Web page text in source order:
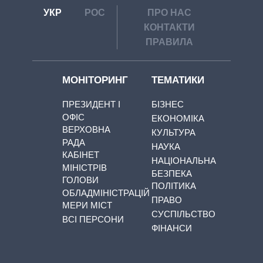
УКР РОС
ПРО НАС
КОНТАКТИ
ПРАВИЛА
МОНІТОРИНГ
ПРЕЗИДЕНТ І
ОФІС
ВЕРХОВНА
РАДА
КАБІНЕТ
МІНІСТРІВ
ГОЛОВИ
ОБЛАДМІНІСТРАЦІЙ
МЕРИ МІСТ
ВСІ ПЕРСОНИ
ТЕМАТИКИ
БІЗНЕС
ЕКОНОМІКА
КУЛЬТУРА
НАУКА
НАЦІОНАЛЬНА
БЕЗПЕКА
ПОЛІТИКА
ПРАВО
СУСПІЛЬСТВО
ФІНАНСИ